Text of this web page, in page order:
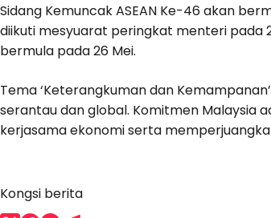
Sidang Kemuncak ASEAN Ke-46 akan
diikuti mesyuarat peringkat menteri pada
bermula pada 26 Mei.
Tema ‘Keterangkuman dan
serantau dan global. Komitmen Malaysia
kerjasama ekonomi serta
Kongsi berita